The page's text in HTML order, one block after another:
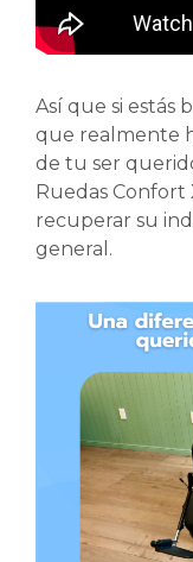
Así que si estás
que realmente
de tu ser
Ruedas Confort
recuperar su
general.